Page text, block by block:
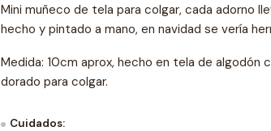
Mini muñeco de tela para colgar, cada adorno
hecho y pintado a mano, en navidad se vería
Medida: 10cm aprox, hecho en tela de
dorado para colgar.
Cuidados: